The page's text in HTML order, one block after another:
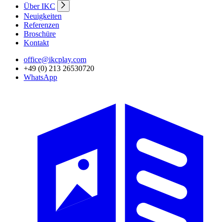
Über IKC
Neuigkeiten
Referenzen
Broschüre
Kontakt
office@ikcplay.com
+49 (0) 213 26530720
WhatsApp